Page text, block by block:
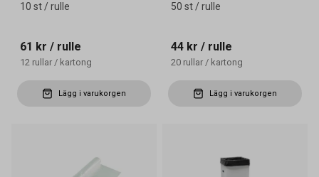
10 st / rulle
61 kr / rulle
12 rullar / kartong
Lägg i varukorgen
50 st / rulle
44 kr / rulle
20 rullar / kartong
Lägg i varukorgen